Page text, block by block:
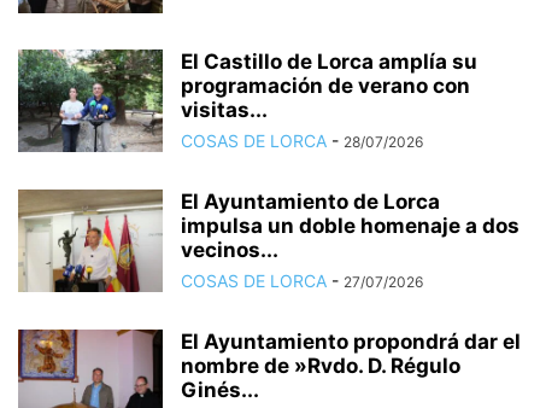
El Castillo de Lorca amplía su
programación de verano con
visitas...
COSAS DE LORCA - 28/07/2026
El Ayuntamiento de Lorca
impulsa un doble homenaje a dos
vecinos...
COSAS DE LORCA - 27/07/2026
El Ayuntamiento propondrá dar el
nombre de »Rvdo. D. Régulo
Ginés...